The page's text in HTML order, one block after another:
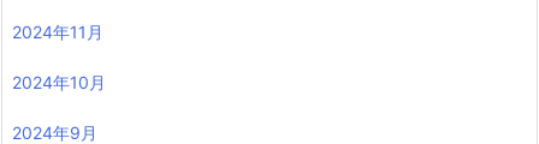
2024年11月
2024年10月
2024年9月